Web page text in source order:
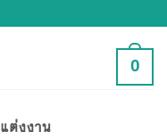
0
แต่งงาน